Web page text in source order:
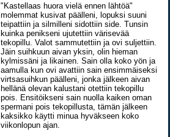
"Kastellaas huora vielä ennen lähtöä"
molemmat kusivat päälleni, lopuksi suuni
teipattiin ja silmilleni sidottiin side. Tunsin
kuinka penikseni ujutettiin värisevää
tekopillu. Valot sammutettiin ja ovi suljettiin.
Jäin suihkuun aivan yksin, olin hieman
kylmissäni ja likainen. Sain olla koko yön ja
aamulla kun ovi avattiin sain ensimmäiseksi
virtsasuihkun päälleni, jonka jälkeen aivan
hellänä olevan kalustani otettiin tekopillu
pois. Ensitöikseni sain nuolla kaiken oman
spermani pois tekopillusta, tämän jälkeen
kaksikko käytti minua hyväkseen koko
viikonlopun ajan.